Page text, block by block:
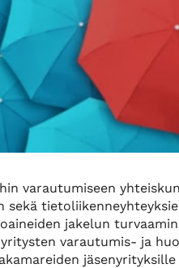
varautumiseen
sekä
jakelun
varautumis- ja